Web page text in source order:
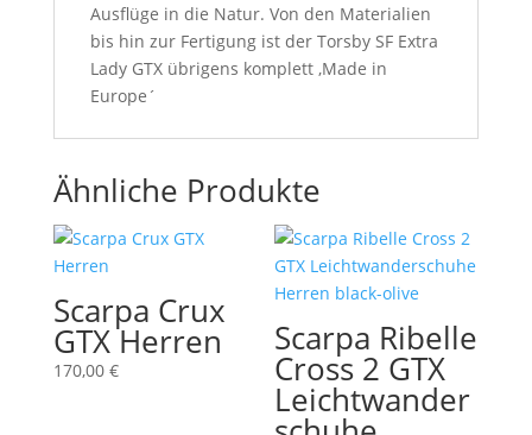
Ausflüge in die Natur. Von den Materialien
bis hin zur Fertigung ist der Torsby SF Extra
Lady GTX übrigens komplett ‚Made in
Europe´
Ähnliche Produkte
Scarpa Crux
GTX Herren
170,00 €
Scarpa Ribelle
Cross 2 GTX
Leichtwander